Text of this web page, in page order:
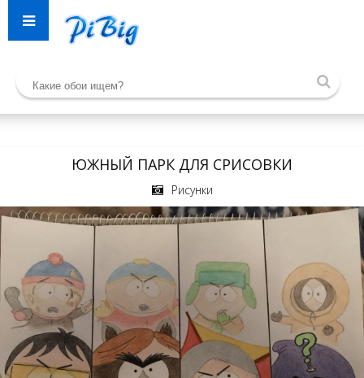
ЮЖНЫЙ ПАРК ДЛЯ СРИСОВКИ
Рисунки